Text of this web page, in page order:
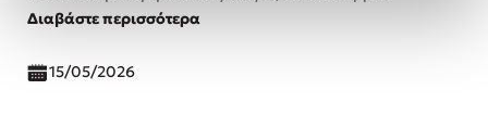
Διαβάστε περισσότερα
15/05/2026